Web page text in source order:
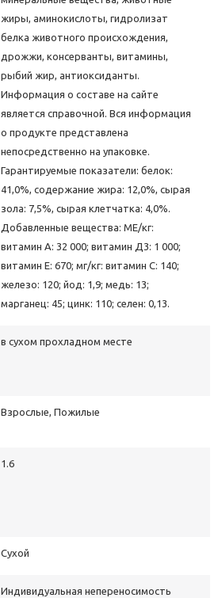
жиры, аминокислоты, гидролизат
белка животного происхождения,
дрожжи, консерванты, витамины,
рыбий жир, антиоксиданты.
Информация о составе на сайте
является справочной. Вся информация
о продукте представлена
непосредственно на упаковке.
Гарантируемые показатели: белок:
41,0%, содержание жира: 12,0%, сырая
зола: 7,5%, сырая клетчатка: 4,0%.
Добавленные вещества: МЕ/кг:
витамин А: 32 000; витамин Д3: 1 000;
витамин E: 670; мг/кг: витамин C: 140;
железо: 120; йод: 1,9; медь: 13;
марганец: 45; цинк: 110; селен: 0,13.
в сухом прохладном месте
Взрослые, Пожилые
1.6
Сухой
Индивидуальная непереносимость